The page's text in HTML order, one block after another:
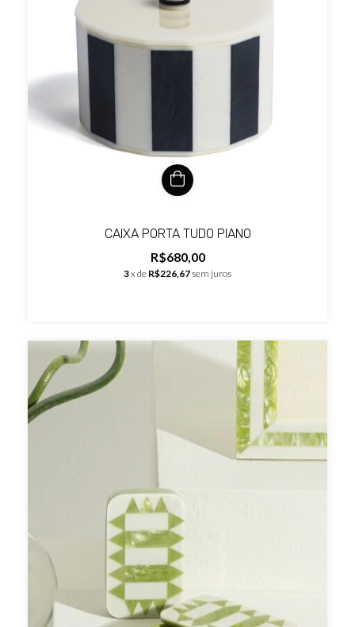
CAIXA PORTA TUDO PIANO
R$680,00
3x de R$226,67sem juros